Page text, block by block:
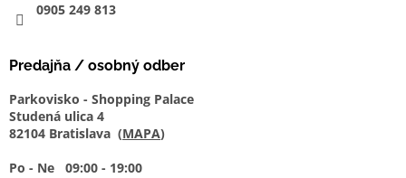
0905 249 813
Predajňa / osobný odber
Parkovisko - Shopping Palace
Studená ulica 4
82104 Bratislava (MAPA)
Po - Ne 09:00 - 19:00